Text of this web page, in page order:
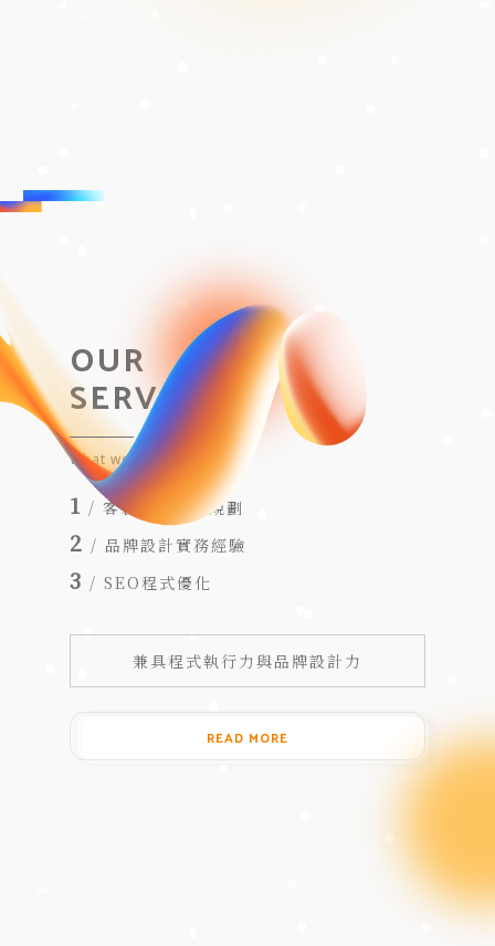
OUR
SERVICES
What we do
/ 客製網站專屬規劃
/ 品牌設計實務經驗
/ SEO程式優化
兼具程式執行力與品牌設計力
READ MORE